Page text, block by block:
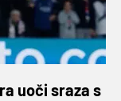
uoči sraza s